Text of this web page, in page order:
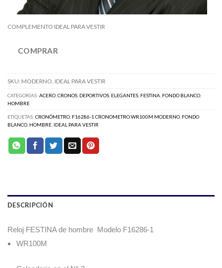
COMPLEMENTO IDEAL PARA VESTIR
COMPRAR
SKU: MODERNO, IDEAL PARA VESTIR
CATEGORÍAS: ACERO CRONOS DEPORTIVOS ELEGANTES FESTINA FONDO BLANCO
HOMBRE
ETIQUETAS: CRONÓMETRO F16286-1 CRONOMETRO WR100M MODERNO FONDO
BLANCO HOMBRE IDEAL PARA VESTIR
DESCRIPCIÓN
Reloj FESTINA de hombre Modelo F16286-1
WR100M